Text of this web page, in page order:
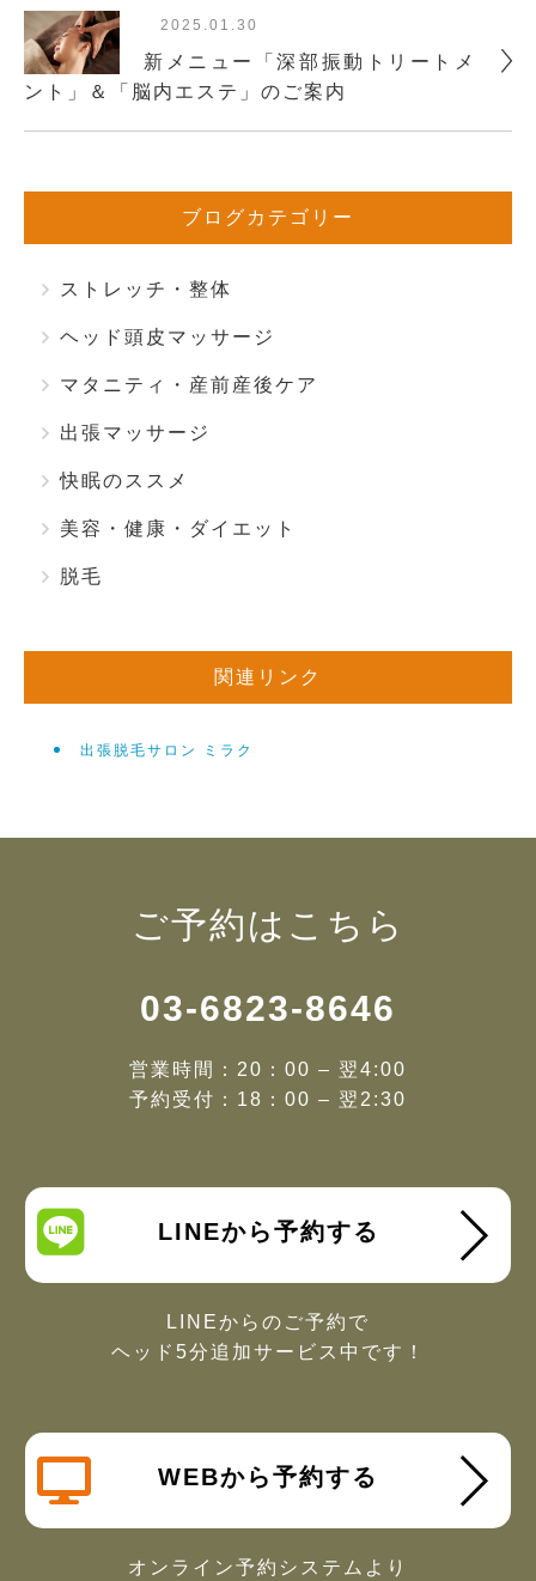
2025.01.30
新メニュー「深部振動トリートメ
ント」＆「脳内エステ」のご案内
ブログカテゴリー
ストレッチ・整体
ヘッド頭皮マッサージ
マタニティ・産前産後ケア
出張マッサージ
快眠のススメ
美容・健康・ダイエット
脱毛
関連リンク
出張脱毛サロン ミラク
ご予約はこちら
03-6823-8646
営業時間：20：00 – 翌4:00
予約受付：18：00 – 翌2:30
LINEから予約する
LINEからのご予約で
ヘッド5分追加サービス中です！
WEBから予約する
オンライン予約システムより